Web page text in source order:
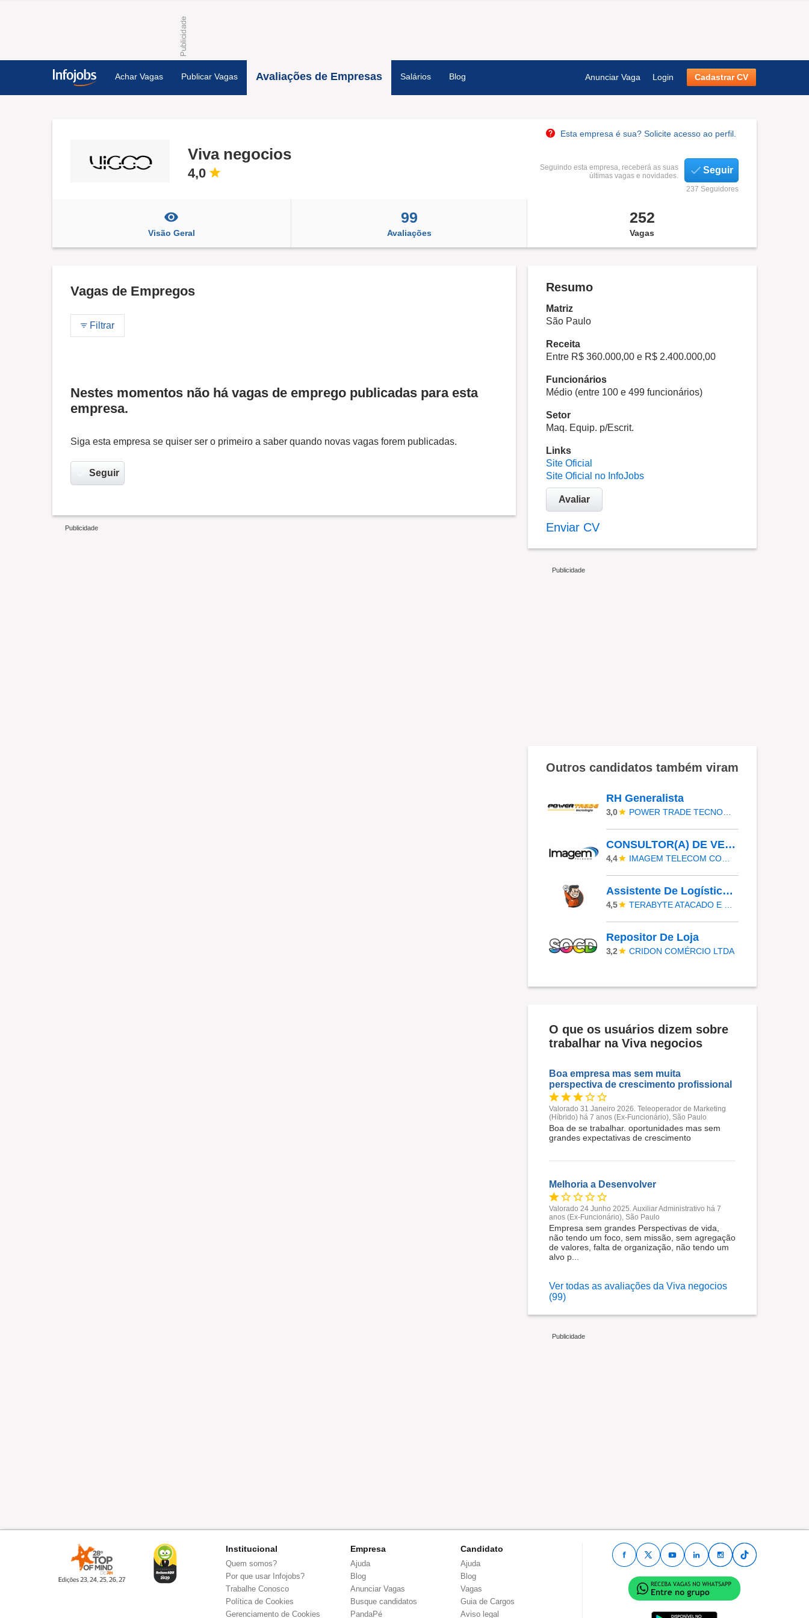
Achar Vagas Publicar Vagas Avaliações de Empresas Salários Blog Anunciar Vaga Login Cadastrar CV
Esta empresa é sua? Solicite acesso ao perfil.
Viva negocios
4,0
Seguindo esta empresa, receberá as suas
últimas vagas e novidades.
Seguir
237 Seguidores
Visão Geral
99
Avaliações
252
Vagas
Vagas de Empregos
Filtrar
Nestes momentos não há vagas de emprego publicadas para esta
empresa.
Siga esta empresa se quiser ser o primeiro a saber quando novas vagas forem publicadas.
Seguir
Resumo
Matriz
São Paulo
Receita
Entre R$ 360.000,00 e R$ 2.400.000,00
Funcionários
Médio (entre 100 e 499 funcionários)
Setor
Maq. Equip. p/Escrit.
Links
Site Oficial
Site Oficial no InfoJobs
Avaliar
Enviar CV
Outros candidatos também viram
RH Generalista
3,0
CONSULTOR(A) DE VENDAS
4,4
Assistente De Logística - Área Administrativa
4,5
Repositor De Loja
3,2 CRIDON COMÉRCIO LTDA
O que os usuários dizem sobre
trabalhar na Viva negocios
Boa empresa mas sem muita
perspectiva de crescimento profissional
Valorado 31 Janeiro 2026. Teleoperador de Marketing
(Híbrido) há 7 anos (Ex-Funcionário), São Paulo
Boa de se trabalhar. oportunidades mas sem
grandes expectativas de crescimento
Melhoria a Desenvolver
Valorado 24 Junho 2025. Auxiliar Administrativo há 7
anos (Ex-Funcionário), São Paulo
Empresa sem grandes Perspectivas de vida,
não tendo um foco, sem missão, sem agregação
de valores, falta de organização, não tendo um
alvo p...
Ver todas as avaliações da Viva negocios
(99)
Institucional
Quem somos?
Por que usar Infojobs?
Trabalhe Conosco
Política de Cookies
Gerenciamento de Cookies
Empresa
Ajuda
Blog
Anunciar Vagas
Busque candidatos
PandaPé
Candidato
Ajuda
Blog
Vagas
Guia de Cargos
Aviso legal